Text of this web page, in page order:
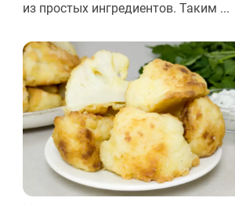
из простых ингредиентов. Таким ...